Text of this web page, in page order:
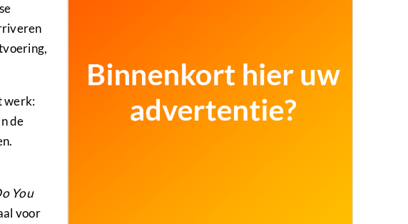
werk:
de
You
voor